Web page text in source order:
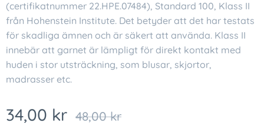
(certifikatnummer 22.HPE.07484), Standard 100, Klass II
från Hohenstein Institute. Det betyder att det har testats
för skadliga ämnen och är säkert att använda. Klass II
innebär att garnet är lämpligt för direkt kontakt med
huden i stor utsträckning, som blusar, skjortor,
madrasser etc.
34,00 kr 48,00kr